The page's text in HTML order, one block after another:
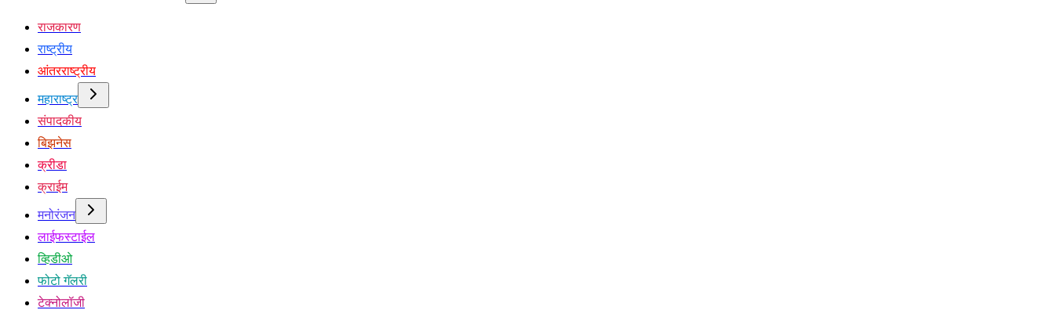
राजकारण
राष्ट्रीय
आंतरराष्ट्रीय
महाराष्ट्र
संपादकीय
बिझनेस
क्रीडा
क्राईम
मनोरंजन
लाईफस्टाईल
व्हिडीओ
फोटो गॅलरी
टेक्नोलॉजी